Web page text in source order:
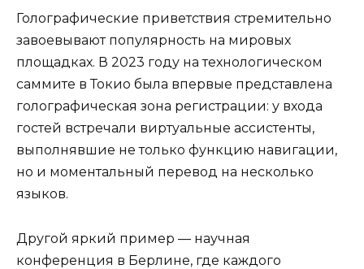
Голографические приветствия стремительно
завоевывают популярность на мировых
площадках. В 2023 году на технологическом
саммите в Токио была впервые представлена
голографическая зона регистрации: у входа
гостей встречали виртуальные ассистенты,
выполнявшие не только функцию навигации,
но и моментальный перевод на несколько
языков.
Другой яркий пример — научная
конференция в Берлине, где каждого